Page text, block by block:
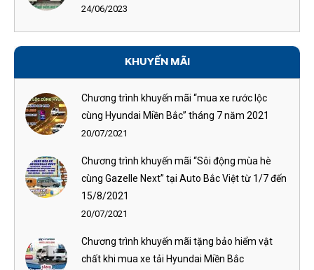
24/06/2023
KHUYẾN MÃI
Chương trình khuyến mãi “mua xe rước lộc
cùng Hyundai Miền Bắc” tháng 7 năm 2021
20/07/2021
Chương trình khuyến mãi “Sôi động mùa hè
cùng Gazelle Next” tại Auto Bắc Việt từ 1/7 đến
15/8/2021
20/07/2021
Chương trình khuyến mãi tặng bảo hiểm vật
chất khi mua xe tải Hyundai Miền Bắc